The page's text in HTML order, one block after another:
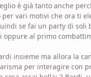
è già tanto anche
vari motivi che ora ti
se fai un party di
al primo
insieme ma allora la
per interagire con